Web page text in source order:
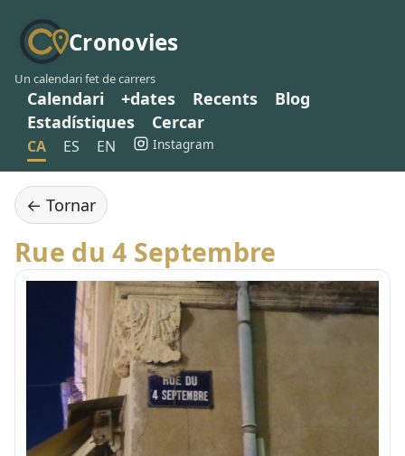
Cronovies
Un calendari fet de carrers
Calendari +dates Recents
Blog
Estadístiques
Cercar
CA ES EN Instagram
← Tornar
Rue du 4 Septembre